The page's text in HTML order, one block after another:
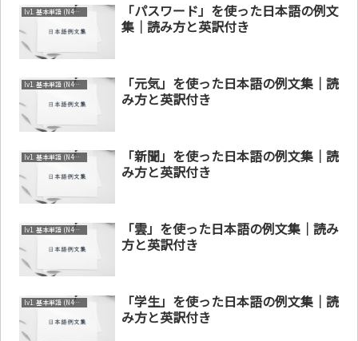
lv1. 基本単語 (N4～N5)
「パスワード」を使った日本語の例文
集｜読み方と英訳付き
lv1. 基本単語 (N4～N5)
「元気」を使った日本語の例文集｜読
み方と英訳付き
lv1. 基本単語 (N4～N5)
「新聞」を使った日本語の例文集｜読
み方と英訳付き
lv1. 基本単語 (N4～N5)
「雲」を使った日本語の例文集｜読み
方と英訳付き
lv1. 基本単語 (N4～N5)
「学生」を使った日本語の例文集｜読
み方と英訳付き